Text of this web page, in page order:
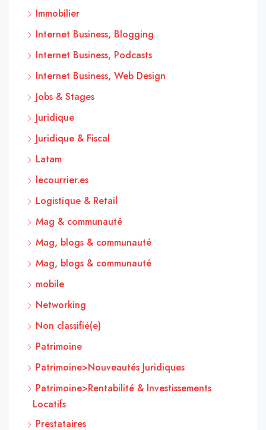
Immobilier
Internet Business, Blogging
Internet Business, Podcasts
Internet Business, Web Design
Jobs & Stages
Juridique
Juridique & Fiscal
Latam
lecourrier.es
Logistique & Retail
Mag & communauté
Mag, blogs & communauté
Mag, blogs & communauté
mobile
Networking
Non classifié(e)
Patrimoine
Patrimoine>Nouveautés Juridiques
Patrimoine>Rentabilité & Investissements
Locatifs
Prestataires